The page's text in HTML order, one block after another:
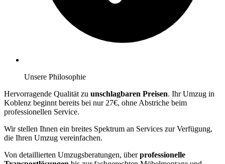
Unsere Philosophie
Hervorragende Qualität zu unschlagbaren Preisen. Ihr Umzug in
Koblenz beginnt bereits bei nur 27€, ohne Abstriche beim
professionellen Service.
Wir stellen Ihnen ein breites Spektrum an Services zur Verfügung,
die Ihren Umzug vereinfachen.
Von detaillierten Umzugsberatungen, überprofessionelle